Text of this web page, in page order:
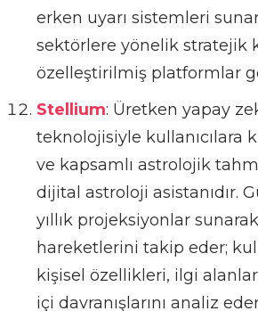
erken uyarı sistemleri
sektörlere yönelik stratejik
özelleştirilmiş platformlar
Stellium: Üretken yapay
teknolojisiyle kullanıcılara
ve kapsamlı astrolojik
dijital astroloji asistanıdır.
yıllık projeksiyonlar
hareketlerini takip eder;
kişisel özellikleri, ilgi
içi davranışlarını analiz